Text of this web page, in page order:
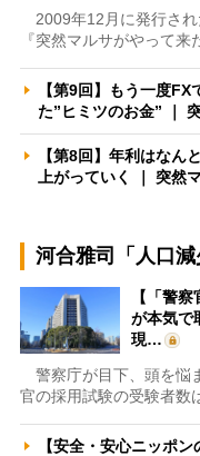
2009年12月に発行され
『突然マルサがやって
【第9回】もう一度
た”ヒミツのお金” ｜
【第8回】年利はな
上がっていく ｜ 突然
河合雅司「人口減
【「警
が本気で
現…
警察庁が目下、頭を悩
官の採用試験の受験者数
【安全・安心ニッポ